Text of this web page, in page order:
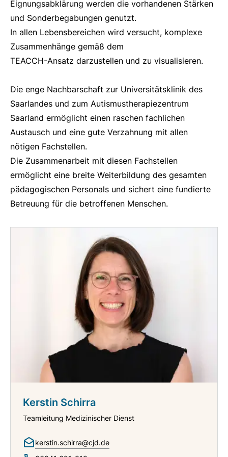
Eignungsabklärung werden die vorhandenen Stärken
und Sonderbegabungen genutzt.
In allen Lebensbereichen wird versucht, komplexe
Zusammenhänge gemäß dem
TEACCH-Ansatz darzustellen und zu visualisieren.
Die enge Nachbarschaft zur Universitätsklinik des
Saarlandes und zum Autismustherapiezentrum
Saarland ermöglicht einen raschen fachlichen
Austausch und eine gute Verzahnung mit allen
nötigen Fachstellen.
Die Zusammenarbeit mit diesen Fachstellen
ermöglicht eine breite Weiterbildung des gesamten
pädagogischen Personals und sichert eine fundierte
Betreuung für die betroffenen Menschen.
Kerstin Schirra
Teamleitung Medizinischer Dienst
kerstin.schirra@cjd.de